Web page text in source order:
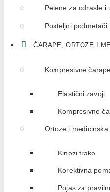
Pelene za odrasle i
Posteljni podmetači
ČARAPE, ORTOZE I
Kompresivne
Elastični zavoji
Kompresivne
Ortoze i medicinska
Kinezi trake
Korektivna
Pojas za